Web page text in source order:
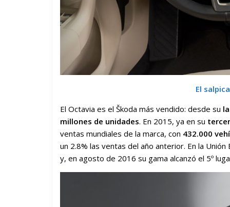
El
El Octavia es el Škoda más vendido: desde su
millones de unidades. En 2015, ya en su
ventas mundiales de la marca, con 432.000
un 2.8% las ventas del año anterior. En la
y, en agosto de 2016 su gama alcanzó el 5º